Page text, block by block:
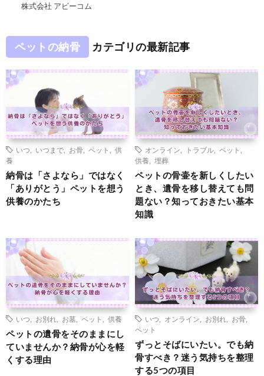
株式会社 アビーコム
ペットの納骨 カテゴリの最新記事
いつ いつまで お骨 ペット
供
養
納骨は「さよなら」ではなく
「ありがとう」ペットを想う
供養のかたち
オンライン トラブル ペット
供養
埋葬
ペットの骨壷を新しくしたい
とき、遺骨を移し替えても問
題ない？知っておきたい基本
知識
いつ お別れ お墓 ペット 供養
ペットの遺骨をそのままにし
ていませんか？納骨が心を軽
くする理由
いつ オンライン お別れ お骨
ペット
ずっとそばにいたい。でも納
骨すべき？迷う気持ちを整理
する5つの項目